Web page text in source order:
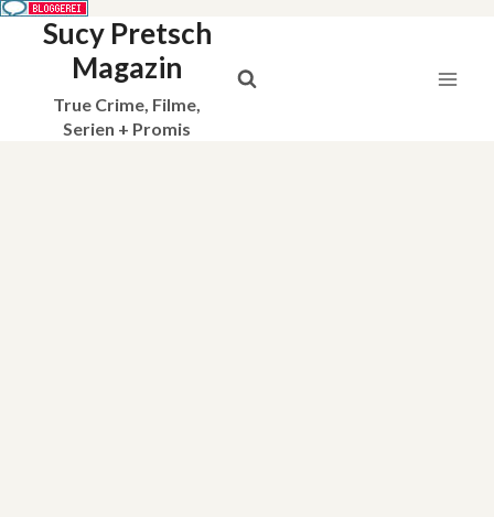
Sucy Pretsch
Magazin
True Crime, Filme,
Serien + Promis